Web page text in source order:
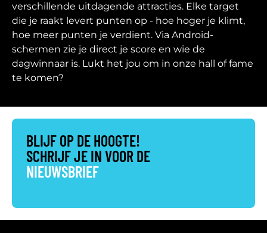
verschillende uitdagende attracties. Elke target
die je raakt levert punten op - hoe hoger je klimt,
hoe meer punten je verdient. Via Android-
schermen zie je direct je score en wie de
dagwinnaar is. Lukt het jou om in onze hall of fame
te komen?
BLIJF OP DE HOOGTE!
SCHRIJF JE IN VOOR DE
NIEUWSBRIEF